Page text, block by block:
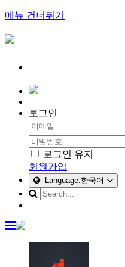
메뉴 건너뛰기
로그인
로그인 유지
회원가입
Language:한국어